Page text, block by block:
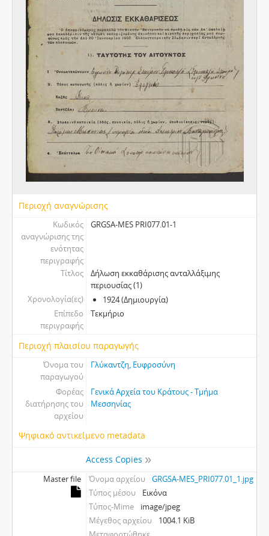
Περιοχή αναγνώρισης
Κωδικός
αναγνώρισης της
ενότητας
περιγραφής
GRGSA-MES PRI077.01-1
Τίτλος
Δήλωση εκκαθάρισης ανταλλάξιμης
περιουσίας (1)
Χρονολογία(ες)
1924 (Δημιουργία)
Επίπεδο
περιγραφής
Τεκμήριο
Περιοχή πλαισίου παραγωγής
Όνομα του
παραγωγού
Γλύκαντζη, Ευφροσύνη
Φορέας
διατήρησης του
αρχείου
Γενικά Αρχεία του Κράτους - Τμήμα
Μεσσηνίας
Ψηφιακό αντικείμενο metadata
Access Copies
Master file Όνομα αρχείου
GRGSA-MES_PRI077.01_1.jpg
Τύπος μέσου
Εικόνα
Τύπος-Mime
image/jpeg
Μέγεθος αρχείου
1004.1 KiB